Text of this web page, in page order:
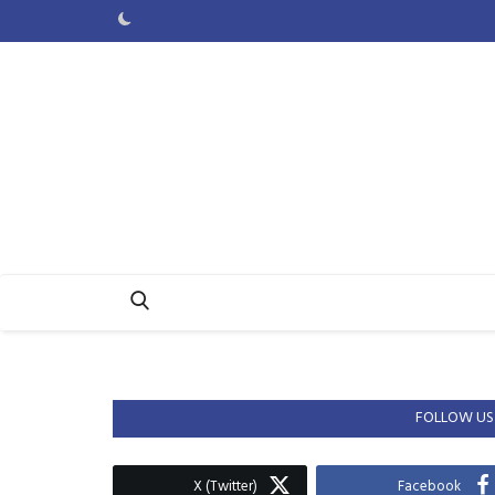
FOLLOW US
Facebook
X (Twitter)